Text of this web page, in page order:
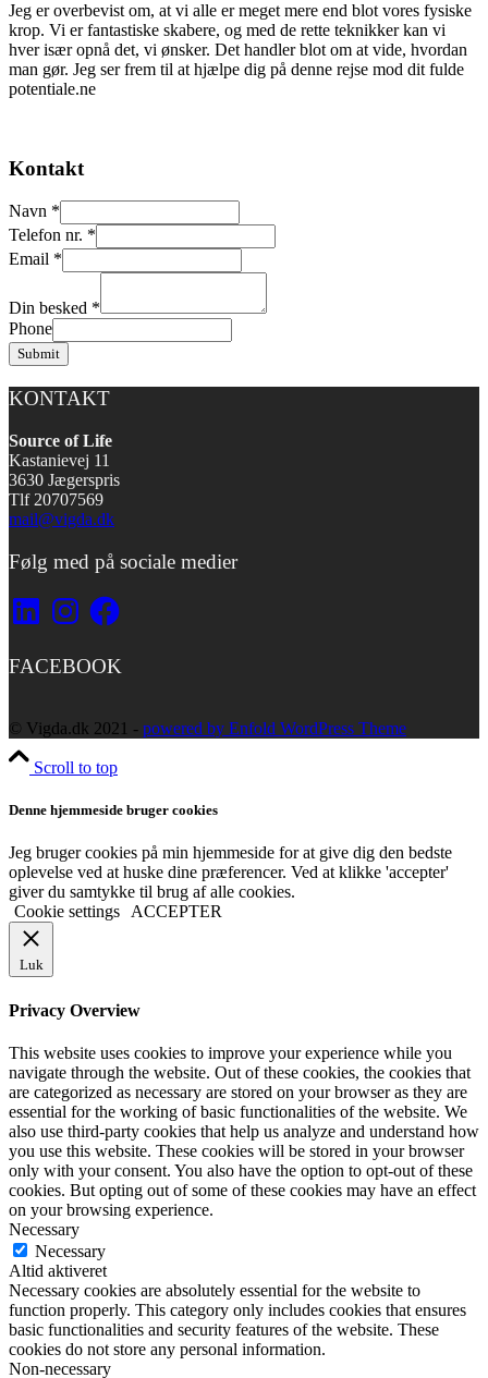
Jeg er overbevist om, at vi alle er meget mere end blot vores fysiske
krop. Vi er fantastiske skabere, og med de rette teknikker kan vi
hver især opnå det, vi ønsker. Det handler blot om at vide, hvordan
man gør. Jeg ser frem til at hjælpe dig på denne rejse mod dit fulde
potentiale.ne
Kontakt
Navn *
Telefon nr. *
Email *
Din besked *
Phone
Submit
KONTAKT
Source of Life
Kastanievej 11
3630 Jægerspris
Tlf 20707569
mail@vigda.dk
Følg med på sociale medier
LinkedInInstagramFacebook
FACEBOOK
© Vigda.dk 2021 - powered by Enfold WordPress Theme
Scroll to top
Denne hjemmeside bruger cookies
Jeg bruger cookies på min hjemmeside for at give dig den bedste
oplevelse ved at huske dine præferencer. Ved at klikke 'accepter'
giver du samtykke til brug af alle cookies.
Cookie settings
ACCEPTER
Luk
Privacy Overview
This website uses cookies to improve your experience while you
navigate through the website. Out of these cookies, the cookies that
are categorized as necessary are stored on your browser as they are
essential for the working of basic functionalities of the website. We
also use third-party cookies that help us analyze and understand how
you use this website. These cookies will be stored in your browser
only with your consent. You also have the option to opt-out of these
cookies. But opting out of some of these cookies may have an effect
on your browsing experience.
Necessary
Necessary
Altid aktiveret
Necessary cookies are absolutely essential for the website to
function properly. This category only includes cookies that ensures
basic functionalities and security features of the website. These
cookies do not store any personal information.
Non-necessary